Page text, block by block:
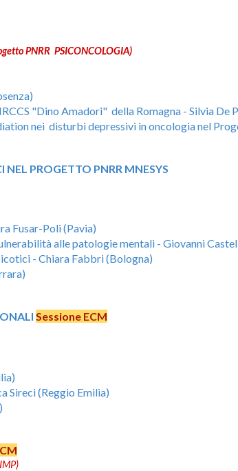
PNRR PSICONCOLOGIA)
"Dino Amadori" della Romagna - Silvia De
nei disturbi depressivi in oncologia nel
NEL PROGETTO PNRR MNESYS
Fusar-Poli (Pavia)
alle patologie mentali - Giovanni
- Chiara Fabbri (Bologna)
)
Sessione ECM
Sireci (Reggio Emilia)